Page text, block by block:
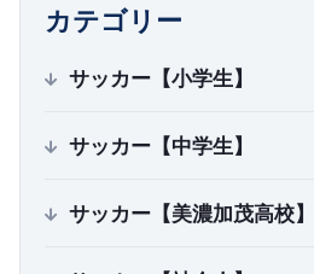
カテゴリー
サッカー【小学生】
サッカー【中学生】
サッカー【美濃加茂高校】